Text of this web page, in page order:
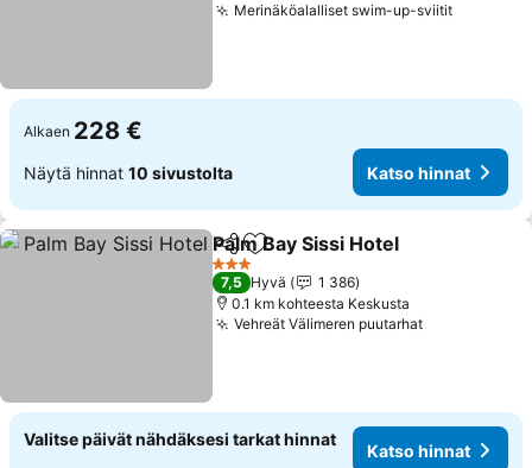
Merinäköalalliset swim-up-sviitit
Alkaen 228 €
Näytä hinnat 10 sivustolta Katso hinnat
Jaa Lisää suosikkeihin
Palm Bay Sissi Hotel
3 Tähtiluokitus
7,5 Hyvä
1 386
0.1 km kohteesta Keskusta
Vehreät Välimeren puutarhat
Valitse päivät nähdäksesi tarkat hinnat
Katso hinnat